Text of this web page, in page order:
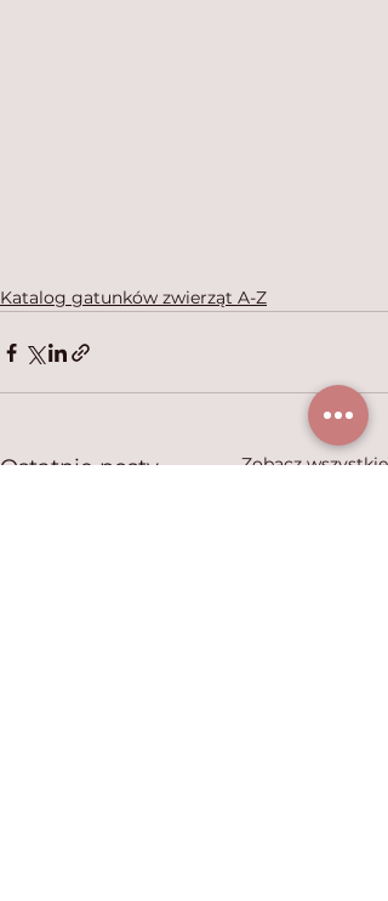
Katalog gatunków zwierząt A-Z
Ostatnie posty Zobacz wszystkie